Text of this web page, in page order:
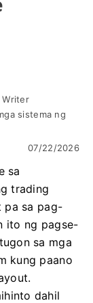
Writer
sistema ng
07/22/2026
sa
trading
pa sa pag-
ito ng pagse-
sa mga
kung paano
dahil